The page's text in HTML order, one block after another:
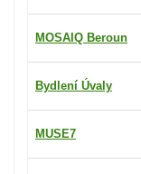
MOSAIQ Beroun
Bydlení Úvaly
MUSE7